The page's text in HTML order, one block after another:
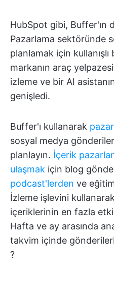
HubSpot gibi, Buffer'ın
Pazarlama sektöründe
planlamak için
markanın araç
izleme ve bir AI
genişledi.
Buffer'ı kullanarak
sosyal medya
planlayın. İçerik
ulaşmak için blog
podcast'lerden ve
İzleme işlevini
içeriklerinin en fazla
Hafta ve ay arasında
takvim içinde
?